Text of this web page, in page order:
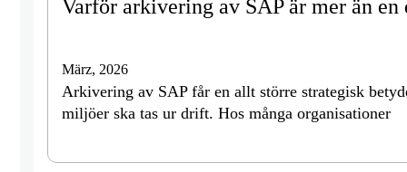
Varför arkivering av SAP är mer än en
März, 2026
Arkivering av SAP får en allt större strategisk
miljöer ska tas ur drift. Hos många organisationer